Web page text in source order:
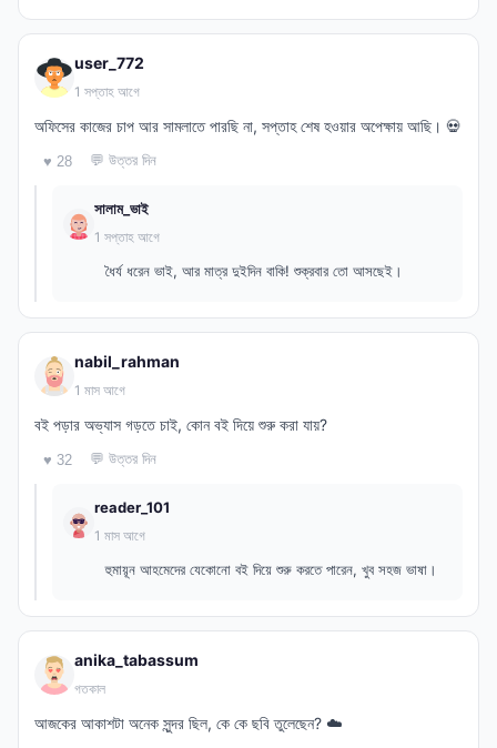
user_772
1 সপ্তাহ আগে
অফিসের কাজের চাপ আর সামলাতে পারছি না, সপ্তাহ শেষ হওয়ার অপেক্ষায় আছি। 💀
♥ 28 💬 উত্তর দিন
সালাম_ভাই
1 সপ্তাহ আগে
ধৈর্য ধরেন ভাই, আর মাত্র দুইদিন বাকি! শুক্রবার তো আসছেই।
nabil_rahman
1 মাস আগে
বই পড়ার অভ্যাস গড়তে চাই, কোন বই দিয়ে শুরু করা যায়?
♥ 32 💬 উত্তর দিন
reader_101
1 মাস আগে
হুমায়ূন আহমেদের যেকোনো বই দিয়ে শুরু করতে পারেন, খুব সহজ ভাষা।
anika_tabassum
গতকাল
আজকের আকাশটা অনেক সুন্দর ছিল, কে কে ছবি তুলেছেন? ☁️